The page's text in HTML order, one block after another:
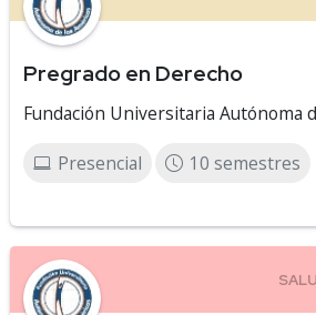
Pregrado en Derecho
Fundación Universitaria Autónoma
Presencial 10 semestres